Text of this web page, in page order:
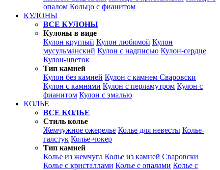
опалом Кольцо с фианитом
КУЛОНЫ
ВСЕ КУЛОНЫ
Кулоны в виде
Кулон круглый Кулон любимой Кулон
мусульманский Кулон с надписью Кулон-сердце
Кулон-цветок
Тип камней
Кулон без камней Кулон с камнем Сваровски
Кулон с камнями Кулон с перламутром Кулон с
фианитом Кулон с эмалью
КОЛЬЕ
ВСЕ КОЛЬЕ
Стиль колье
Жемчужное ожерелье Колье для невесты Колье-
галстук Колье-чокер
Тип камней
Колье из жемчуга Колье из камней Сваровски
Колье с кристаллами Колье с опалами Колье с